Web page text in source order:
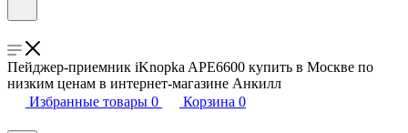
Пейджер-приемник iKnopka APE6600 купить в Москве по
низким ценам в интернет-магазине Анкилл
Избранные товары 0 Корзина 0